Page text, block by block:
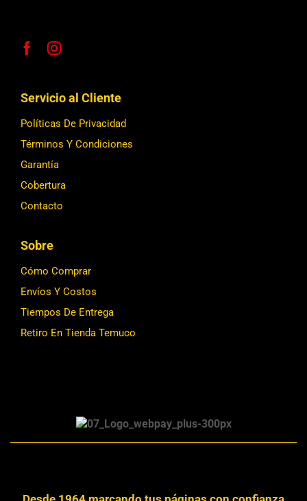
Servicio al Cliente
Políticas De Privacidad
Términos Y Condiciones
Garantía
Cobertura
Contacto
Sobre
Cómo Comprar
Envíos Y Costos
Tiempos De Entrega
Retiro En Tienda Temuco